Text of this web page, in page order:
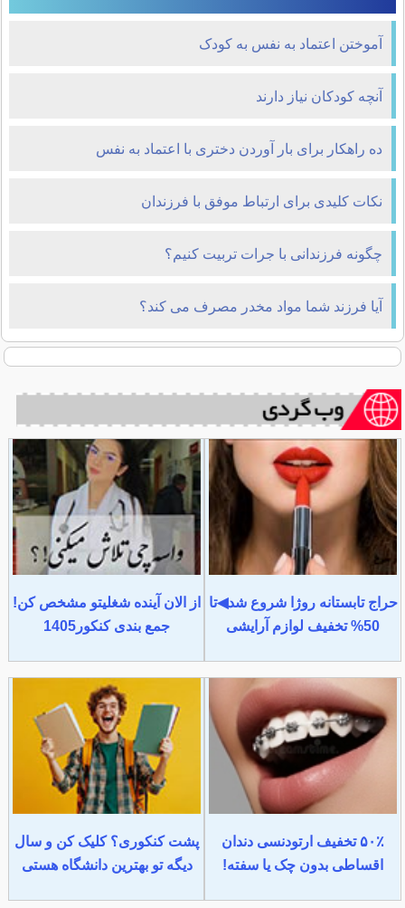
آموختن اعتماد به نفس به کودک
آنچه كودكان نياز دارند
ده راهکار برای بار آوردن دختری با اعتماد به نفس
نکات کلیدی برای ارتباط موفق با فرزندان
چگونه فرزندانی با جرات تربیت کنیم؟
آیا فرزند شما مواد مخدر مصرف می کند؟
حراج تابستانه روژا شروع شد◀تا
50% تخفیف لوازم آرایشی
از الان آینده شغلیتو مشخص کن!
جمع بندی کنکور1405
۵۰٪ تخفیف ارتودنسی دندان
اقساطی بدون چک یا سفته!
پشت کنکوری؟ کلیک کن و سال
دیگه تو بهترین دانشگاه هستی